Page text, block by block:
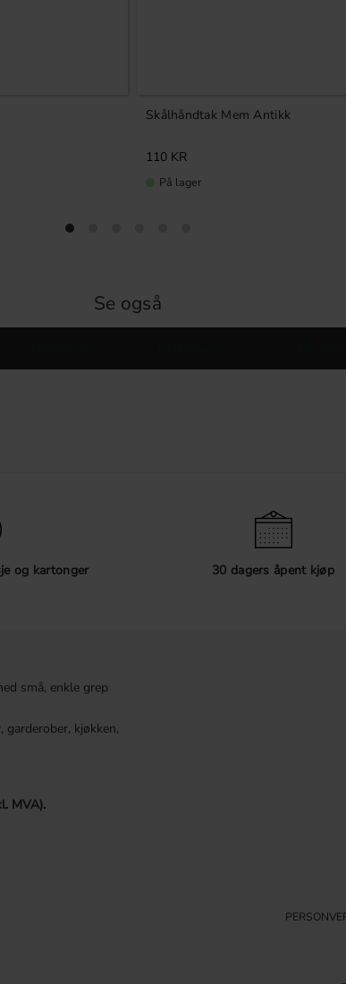
Skålhåndtak Mem Antikk
110KR
På lager
Se også
og kartonger 30 dagers åpent kjøp
små, enkle grep
kjøkken,
MVA).